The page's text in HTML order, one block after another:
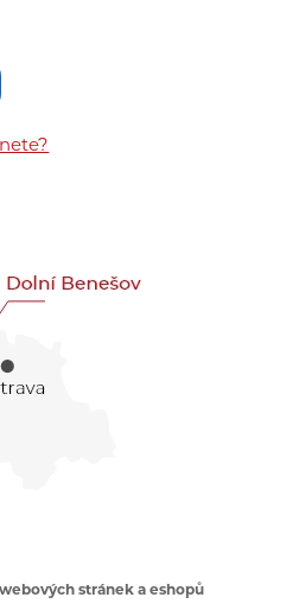
stránek a eshopů